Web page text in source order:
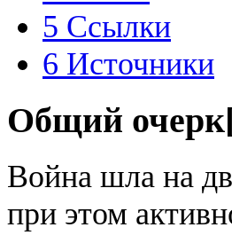
5 Ссылки
6 Источники
Общий очерк
Война шла на
при этом